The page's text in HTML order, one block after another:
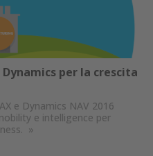
per la crescita
e Dynamics NAV 2016
e intelligence per
»